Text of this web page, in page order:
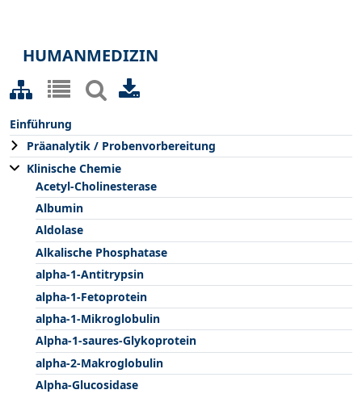
HUMANMEDIZIN
Einführung
Präanalytik / Probenvorbereitung
Klinische Chemie
Acetyl-Cholinesterase
Albumin
Aldolase
Alkalische Phosphatase
alpha-1-Antitrypsin
alpha-1-Fetoprotein
alpha-1-Mikroglobulin
Alpha-1-saures-Glykoprotein
alpha-2-Makroglobulin
Alpha-Glucosidase